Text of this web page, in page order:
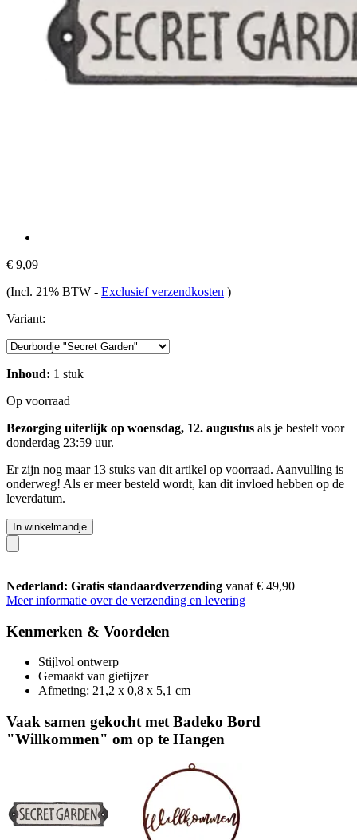
€ 9,09
(Incl. 21% BTW - Exclusief verzendkosten )
Variant:
Inhoud: 1 stuk
Op voorraad
Bezorging uiterlijk op woensdag, 12. augustus als je bestelt voor
donderdag 23:59 uur.
Er zijn nog maar 13 stuks van dit artikel op voorraad. Aanvulling is
onderweg! Als er meer besteld wordt, kan dit invloed hebben op de
leverdatum.
In winkelmandje
Nederland: Gratis standaardverzending vanaf € 49,90
Meer informatie over de verzending en levering
Kenmerken & Voordelen
Stijlvol ontwerp
Gemaakt van gietijzer
Afmeting: 21,2 x 0,8 x 5,1 cm
Vaak samen gekocht met Badeko Bord
"Willkommen" om op te Hangen